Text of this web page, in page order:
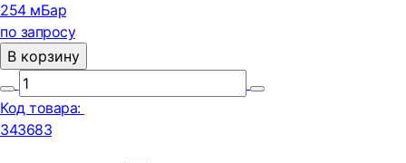
254 мБар
по запросу
В корзину
Код товара:
343683